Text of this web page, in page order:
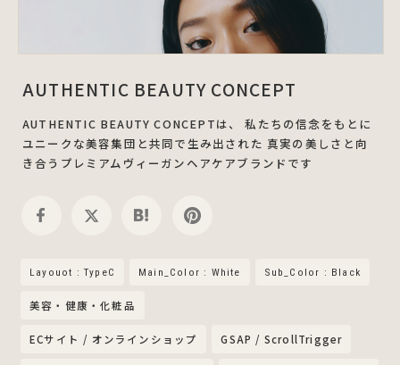
AUTHENTIC BEAUTY CONCEPT
AUTHENTIC BEAUTY CONCEPTは、 私たちの信念をもとに
ユニークな美容集団と共同で生み出された 真実の美しさと向
き合うプレミアムヴィーガンヘアケアブランドです
Layouot : TypeC Main_Color : White Sub_Color : Black
美容・健康・化粧品
ECサイト / オンラインショップ GSAP / ScrollTrigger